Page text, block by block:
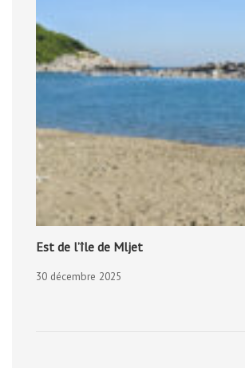
Est de l’île de Mljet
30 décembre 2025